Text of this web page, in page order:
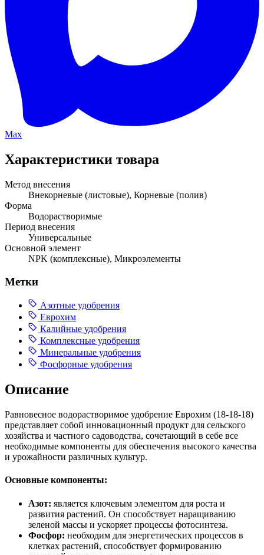
Max
Характеристики товара
Метод внесения
Внекорневые (листовые), Корневые (полив)
Форма
Водорастворимые
Период внесения
Универсальные
Основной элемент
NPK (комплексные), Микроэлементы
Метки
Азотные удобрения
Еврохим
Калийные удобрения
Комплексные удобрения
Минеральные удобрения
Фосфорные удобрения
Описание
Равновесное водорастворимое удобрение Еврохим (18-18-18)
представляет собой инновационный продукт для сельского
хозяйства и частного садоводства, сочетающий в себе все
необходимые компоненты для обеспечения высокого качества
и урожайности различных культур.
Основные компоненты:
Азот: является ключевым элементом для роста и
развития растений. Он способствует наращиванию
зеленой массы и ускоряет процессы фотосинтеза.
Фосфор: необходим для энергетических процессов в
клетках растений, способствует формированию